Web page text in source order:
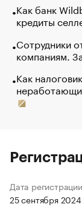
Как банк
кредиты
Сотрудники
компаниям.
Как
Дата регистрации
25 сентября 2024